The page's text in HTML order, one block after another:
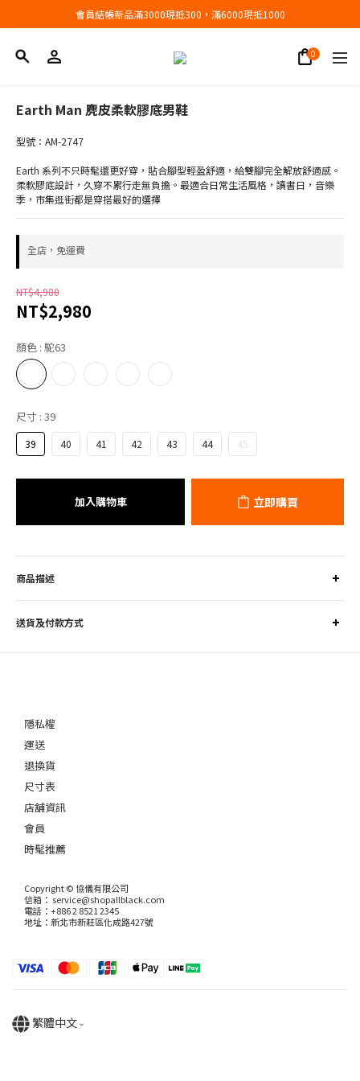
會員結帳新品滿3000現抵300，滿6000現抵1000
會員結帳新品滿3000現抵300，滿6000現抵1000
Earth Man 麂皮柔軟膠底男鞋
型號：AM-2747
Earth 系列不只時髦還更好穿，貼合腳型輕盈舒適，給雙腳完全解放舒適感。
柔軟膠底設計，久穿不累行走無負擔。最適合日常生活風格，讀書日，音樂
季，市集逛街都是穿搭最好的選擇
全店，免運費
NT$4,980
NT$2,980
顏色 : 駝63
尺寸 : 39
39 40 41 42 43 44 45
加入購物車 立即購買
商品描述
送貨及付款方式
隱私權
運送
退換貨
尺寸表
店舖資訊
會員
時髦推薦
Copyright © 協儀有限公司
信箱： service@shopallblack.com
電話：+886 2 8521 2345
地址：新北市新莊區化成路427號
繁體中文